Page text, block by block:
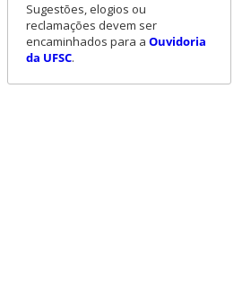
Sugestões, elogios ou
reclamações devem ser
encaminhados para a Ouvidoria
da UFSC.